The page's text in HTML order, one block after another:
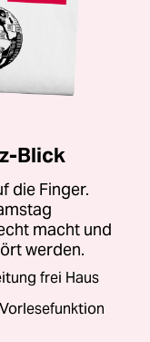
Blick
die Finger.
macht und
werden.
frei Haus